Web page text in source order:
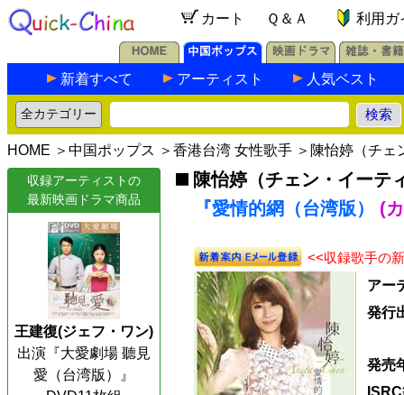
カート Ｑ＆Ａ 利用ガ
新着すべて アーティスト 人気ベスト
HOME ＞ 中国ポップス ＞ 香港台湾 女性歌手 ＞ 陳怡婷（チェ
収録アーティストの
最新映画ドラマ商品
王建復(ジェフ・ワン)
出演『大愛劇場 聽見
愛（台湾版）』
陳怡婷（チェン・イーテ
『愛情的網（台湾版） (
<<収録歌手の
アー
発行
発売